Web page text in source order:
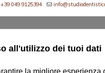
+39 049 9125394